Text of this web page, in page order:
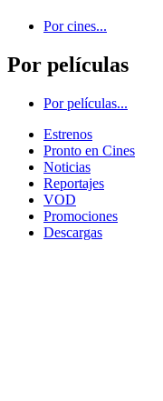
Por cines...
Por películas
Por películas...
Estrenos
Pronto en Cines
Noticias
Reportajes
VOD
Promociones
Descargas